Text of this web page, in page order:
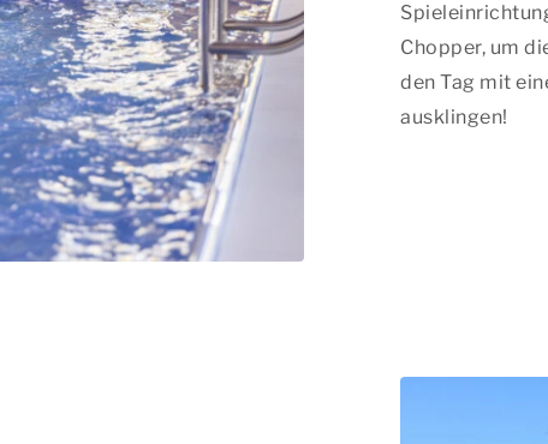
Chopper, um
den Tag mit
ausklingen!